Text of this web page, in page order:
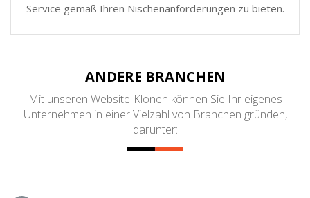
Service gemäß Ihren Nischenanforderungen zu bieten.
ANDERE BRANCHEN
Mit unseren Website-Klonen können Sie Ihr eigenes
Unternehmen in einer Vielzahl von Branchen gründen,
darunter: